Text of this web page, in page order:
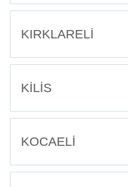
KIRKLARELİ
KİLİS
KOCAELİ